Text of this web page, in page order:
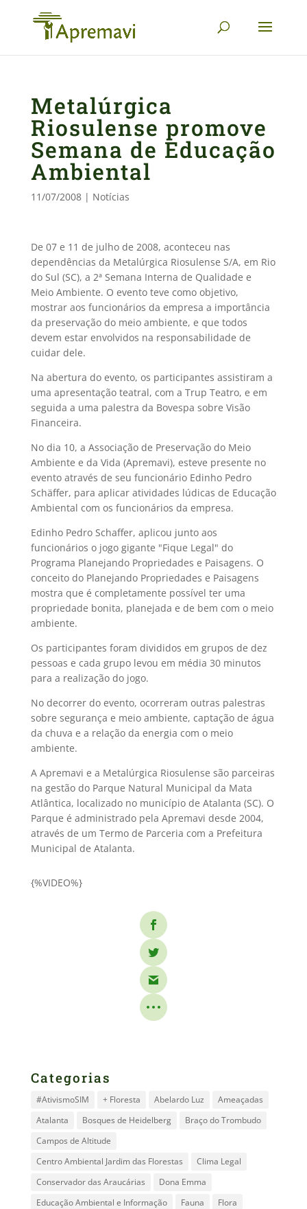
Metalúrgica
Riosulense promove
Semana de Educação
Ambiental
11/07/2008| Notícias
De 07 e 11 de julho de 2008, aconteceu nas
dependências da Metalúrgica Riosulense S/A, em Rio
do Sul (SC), a 2ª Semana Interna de Qualidade e
Meio Ambiente. O evento teve como objetivo,
mostrar aos funcionários da empresa a importância
da preservação do meio ambiente, e que todos
devem estar envolvidos na responsabilidade de
cuidar dele.
Na abertura do evento, os participantes assistiram a
uma apresentação teatral, com a Trup Teatro, e em
seguida a uma palestra da Bovespa sobre Visão
Financeira.
No dia 10, a Associação de Preservação do Meio
Ambiente e da Vida (Apremavi), esteve presente no
evento através de seu funcionário Edinho Pedro
Schäffer, para aplicar atividades lúdicas de Educação
Ambiental com os funcionários da empresa.
Edinho Pedro Schaffer, aplicou junto aos
funcionários o jogo gigante "Fique Legal" do
Programa Planejando Propriedades e Paisagens. O
conceito do Planejando Propriedades e Paisagens
mostra que é completamente possível ter uma
propriedade bonita, planejada e de bem com o meio
ambiente.
Os participantes foram divididos em grupos de dez
pessoas e cada grupo levou em média 30 minutos
para a realização do jogo.
No decorrer do evento, ocorreram outras palestras
sobre segurança e meio ambiente, captação de água
da chuva e a relação da energia com o meio
ambiente.
A Apremavi e a Metalúrgica Riosulense são parceiras
na gestão do Parque Natural Municipal da Mata
Atlântica, localizado no município de Atalanta (SC). O
Parque é administrado pela Apremavi desde 2004,
através de um Termo de Parceria com a Prefeitura
Municipal de Atalanta.
{%VIDEO%}
Categorias
#AtivismoSIM + Floresta Abelardo Luz
Ameaçadas
Atalanta
Bosques de Heidelberg
Braço do Trombudo
Campos de Altitude
Centro Ambiental Jardim das Florestas
Clima Legal
Conservador das Araucárias
Dona Emma
Educação Ambiental e Informação
Fauna
Flora